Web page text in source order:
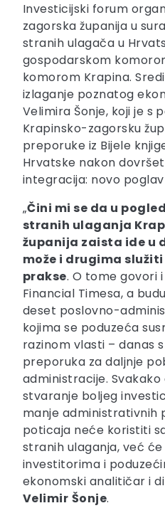
Investicijski forum
zagorska županija u
stranih ulagača u
gospodarskom
komorom Krapina.
izlaganje poznatog
Velimira Šonje, koji je s
Krapinsko-zagorsku
preporuke iz Bijele
Hrvatske nakon
integracija: novo
„Čini mi se da u
stranih ulaganja
županija zaista ide u
može i drugima
prakse. O tome govori
Financial Timesa, a
deset poslovno-
kojima se poduzeća
razinom vlasti – danas
preporuka za daljnje
administracije.
stvaranje boljeg
manje administrativnih
poticaja neće koristiti
stranih ulaganja, već
investitorima i
ekonomski analitičar i
Velimir Šonje.